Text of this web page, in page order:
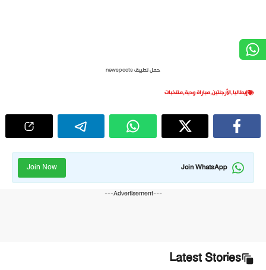
حمل تطبيق newspoots
إيطاليا,الأرجنتين,مباراة ودية,منتخبات
Join WhatsApp
Join Now
---Advertisement---
Latest Stories